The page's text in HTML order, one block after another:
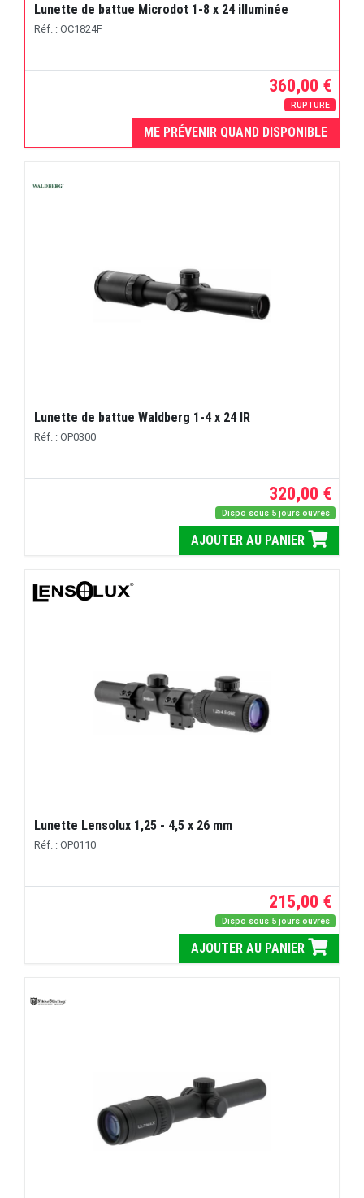
Lunette de battue Microdot 1-8 x 24 illuminée
Réf. : OC1824F
360,00 €
RUPTURE
ME PRÉVENIR QUAND DISPONIBLE
Lunette de battue Waldberg 1-4 x 24 IR
Réf. : OP0300
320,00 €
Dispo sous 5 jours ouvrés
AJOUTER AU PANIER
Lunette Lensolux 1,25 - 4,5 x 26 mm
Réf. : OP0110
215,00 €
Dispo sous 5 jours ouvrés
AJOUTER AU PANIER